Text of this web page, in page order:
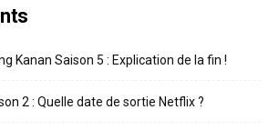
Kanan Saison 5 : Explication de la fin !
2 : Quelle date de sortie Netflix ?